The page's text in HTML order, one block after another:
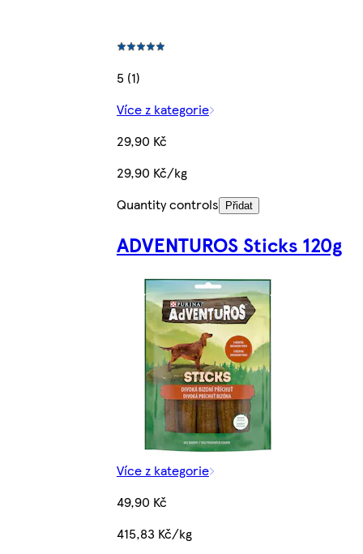
5 (1)
Více z kategorie
29,90 Kč
29,90 Kč/kg
Quantity controls
Přidat
ADVENTUROS Sticks 120g
Více z kategorie
49,90 Kč
415,83 Kč/kg